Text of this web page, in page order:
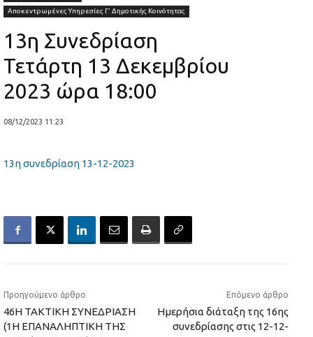
Αποκεντρωμένες Υπηρεσίες Γ' Δημοτικής Κοινότητας
13η Συνεδρίαση
Τετάρτη 13 Δεκεμβρίου
2023 ώρα 18:00
08/12/2023 11:23
13η συνεδρίαση 13-12-2023
Προηγούμενο άρθρο
46Η ΤΑΚΤΙΚΗ ΣΥΝΕΔΡΙΑΣΗ
(1Η ΕΠΑΝΑΛΗΠΤΙΚΗ ΤΗΣ
Επόμενο άρθρο
Ημερήσια διάταξη της 16ης
συνεδρίασης στις 12-12-